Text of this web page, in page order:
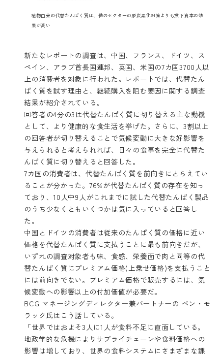
植物由来の代替たんぱく質は、他のセクターの脱炭素化対策よりも投下資本の効
果が高い
新たなレポートの調査は、中国、フランス、ドイツ、ス
ペイン、アラブ首長国連邦、英国、米国の7カ国3700人以
上の消費者を対象に行われた。レポートでは、代替たん
ぱく質を試す理由と、継続購入を阻む要因に関する調査
結果が紹介されている。
回答者の4分の3は代替たんぱく質に切り替える主な動機
として、より健康的な食生活を挙げた。さらに、3割以上
の回答者が切り替えることで気候変動に大きな好影響を
与えられると考えられれば、日々の食事を完全に代替た
んぱく質に切り替えると回答した。
7カ国の消費者は、代替たんぱく質を前向きにとらえてい
ることが分かった。76%が代替たんぱく質の存在を知っ
ており、10人中9人がこれまでに試した代替たんぱく製品
のうち少なくともいくつかは気に入っていると回答し
た。
中国とドイツの消費者は従来のたんぱく質の価格に近い
価格を代替たんぱく質に支払うことに最も前向きだが、
いずれの調査対象者も味、食感、栄養面で肉と同等の代
替たんぱく質にプレミアム価格(上乗せ価格)を支払うこと
には前向きでない。プレミアム価格で販売するには、気
候変動への影響以上の付加価値が必要だ。
BCG マネージングディレクター兼パートナーの ベン・モ
ラック氏はこう話している。
「世界ではおよそ3人に1人が食料不足に直面している。
地政学的な危機によりサプライチェーンや食料価格への
影響は増しており、世界の食料システムにさまざまな課